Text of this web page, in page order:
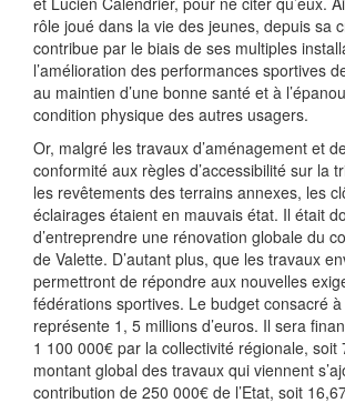
rôle joué dans la vie des jeunes, depuis sa
contribue par le biais de ses multiples
l’amélioration des performances sportives
au maintien d’une bonne santé et à
condition physique des autres usagers.
Or, malgré les travaux d’aménagement et
conformité aux règles d’accessibilité sur la
les revêtements des terrains annexes, les
éclairages étaient en mauvais état. Il était
d’entreprendre une rénovation globale du
de Valette. D’autant plus, que les travaux
permettront de répondre aux nouvelles
fédérations sportives. Le budget consacré
représente 1, 5 millions d’euros. Il sera
1 100 000€ par la collectivité régionale, soit
montant global des travaux qui viennent
contribution de 250 000€ de l’Etat, soit